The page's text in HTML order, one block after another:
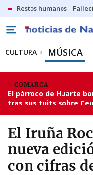
Restos humanos
CULTURA MÚSICA
COMARCA
El párroco de Huarte
tras sus tuits sobre
El Iruña
nueva
con cifras